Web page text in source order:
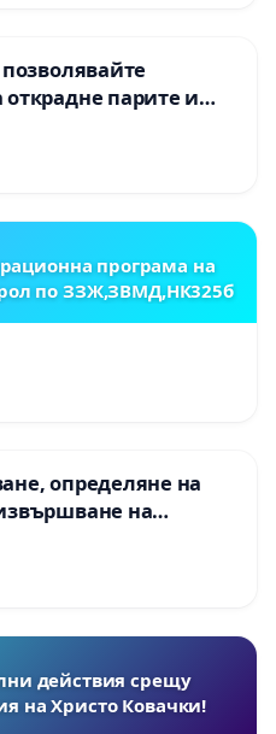
парите и
програма на
по ЗЗЖ,ЗВМД,НК325б
определяне на
на
на
пътен възел АМ
с. Мирово - к.к.
действия срещу
на Христо Ковачки!